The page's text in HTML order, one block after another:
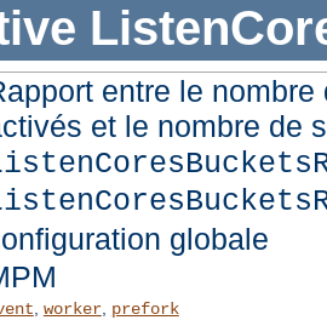
entre le
et le nombre de
globale
worker, prefork